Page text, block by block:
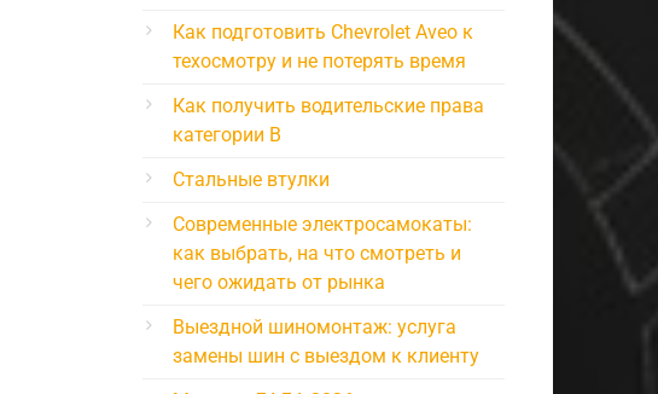
Как подготовить Chevrolet Aveo к
техосмотру и не потерять время
Как получить водительские права
категории B
Стальные втулки
Современные электросамокаты:
как выбрать, на что смотреть и
чего ожидать от рынка
Выездной шиномонтаж: услуга
замены шин с выездом к клиенту